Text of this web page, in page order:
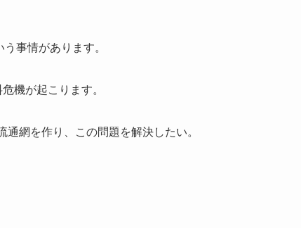
事情があります。
機が起こります。
網を作り、この問題を解決したい。